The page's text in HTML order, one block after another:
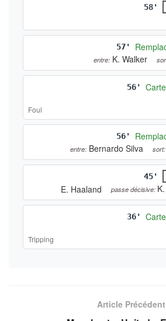
58'
57'
entre: K. Walker
56'
Foul
56'
entre: Bernardo Silva sort:
45'
E. Haaland
passe décisive:
36'
Tripping
Article Précédent